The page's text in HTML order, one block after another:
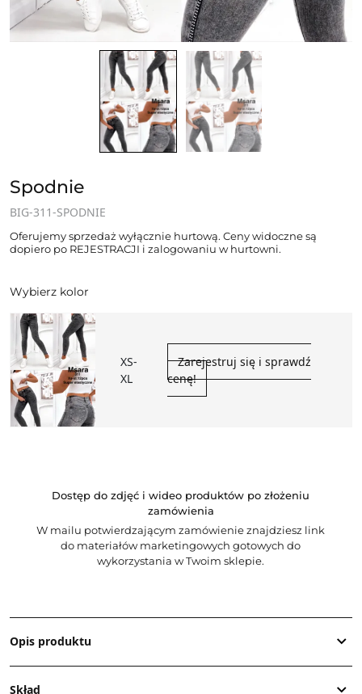
Spodnie
BIG-311-SPODNIE
Oferujemy sprzedaż wyłącznie hurtową. Ceny widoczne są
dopiero po REJESTRACJI i zalogowaniu w hurtowni.
Wybierz kolor
XS-
XL
Zarejestruj się i sprawdź
cenę!
Dostęp do zdjęć i wideo produktów po złożeniu
zamówienia
W mailu potwierdzającym zamówienie znajdziesz link
do materiałów marketingowych gotowych do
wykorzystania w Twoim sklepie.
Opis produktu
Skład